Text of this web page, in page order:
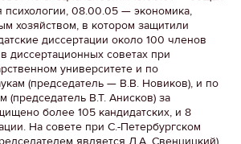
психологии, 08.00.05 — экономика,
хозяйством, в котором защитили
диссертации около 100 членов
диссертационных советах при
университете и по
(председатель — В.В. Новиков), и по
(председатель В.Т. Анисков) за
более 105 кандидатских, и 8
На совете при С.-Петербургском